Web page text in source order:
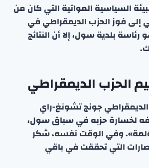
السياسية المواتية التي كان من
إلى فوز الحزب الديمقراطي في
بلدية سول، إلا أن النتائج
الحزب الديمقراطي
جونج تشونغ-راي
لخسارة حزبه في سباق سول،
وفي الوقت نفسه، شكر
التي تحققت في باقي